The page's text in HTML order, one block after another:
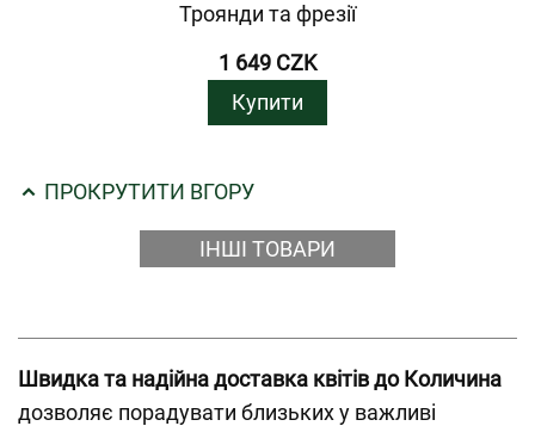
Троянди та фрезії
1 649 CZK
Купити
ПРОКРУТИТИ ВГОРУ
ІНШІ ТОВАРИ
Швидка та надійна доставка квітів до Количина
дозволяє порадувати близьких у важливі